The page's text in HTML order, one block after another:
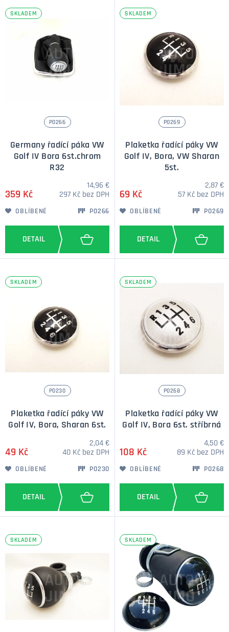
SKLADEM
P0266
Germany řadící páka VW
Golf IV Bora 6st.chrom
R32
359 Kč
14,96 €
297 Kč bez DPH
OBLÍBENÉ P0266
SKLADEM
P0269
Plaketka řadící páky VW
Golf IV, Bora, VW Sharan
5st.
69 Kč
2,87 €
57 Kč bez DPH
OBLÍBENÉ P0269
SKLADEM
P0230
Plaketka řadící páky VW
Golf IV, Bora, Sharan 6st.
49 Kč
2,04 €
40 Kč bez DPH
OBLÍBENÉ P0230
SKLADEM
P0268
Plaketka řadící páky VW
Golf IV, Bora 6st. stříbrná
108 Kč
4,50 €
89 Kč bez DPH
OBLÍBENÉ P0268
SKLADEM SKLADEM